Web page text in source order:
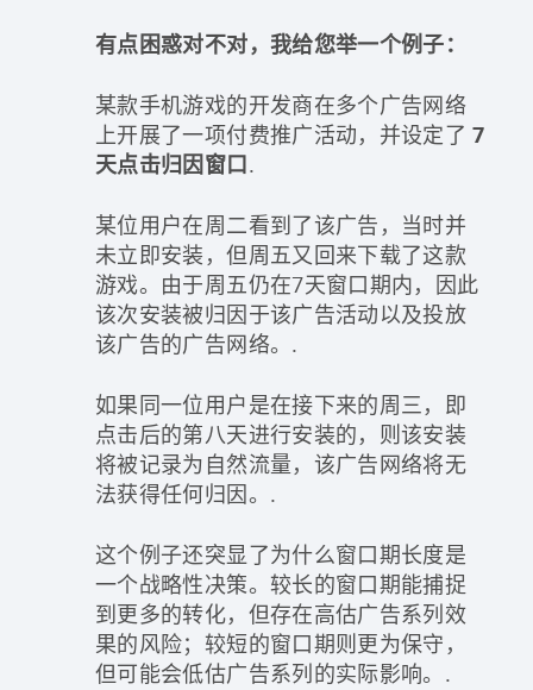
有点困惑对不对，我给您举一个例子：
某款手机游戏的开发商在多个广告网络
上开展了一项付费推广活动，并设定了7
天点击归因窗口.
某位用户在周二看到了该广告，当时并
未立即安装，但周五又回来下载了这款
游戏。由于周五仍在7天窗口期内，因此
该次安装被归因于该广告活动以及投放
该广告的广告网络。.
如果同一位用户是在接下来的周三，即
点击后的第八天进行安装的，则该安装
将被记录为自然流量，该广告网络将无
法获得任何归因。.
这个例子还突显了为什么窗口期长度是
一个战略性决策。较长的窗口期能捕捉
到更多的转化，但存在高估广告系列效
果的风险；较短的窗口期则更为保守，
但可能会低估广告系列的实际影响。.